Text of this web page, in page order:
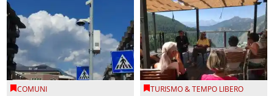
COMUNI TURISMO & TEMPO LIBERO